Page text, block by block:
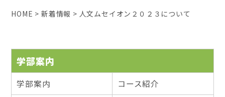
HOME > 新着情報 > 人文ムセイオン２０２３について
学部案内
学部案内
コース紹介